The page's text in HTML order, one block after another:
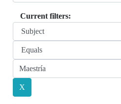
Current filters: